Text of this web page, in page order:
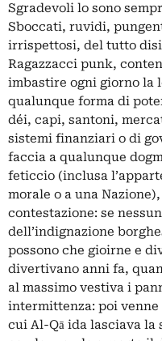
Sgradevoli lo sono
Sboccati, ruvidi,
irrispettosi, del tutto
Ragazzacci punk,
imbastire ogni giorno la
qualunque forma di
déi, capi, santoni,
sistemi finanziari o di
faccia a qualunque
feticcio (inclusa
morale o a una
contestazione: se
dell’indignazione
possono che gioirne e
divertivano anni fa,
al massimo vestiva i
intermittenza: poi venne
cui Al-Qā ida lasciava